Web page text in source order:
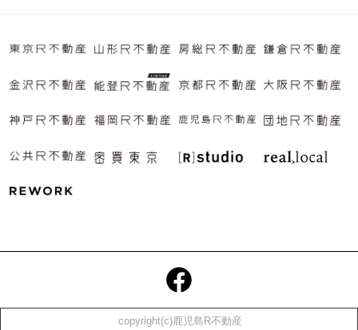
copyright(c)鹿児島R不動産